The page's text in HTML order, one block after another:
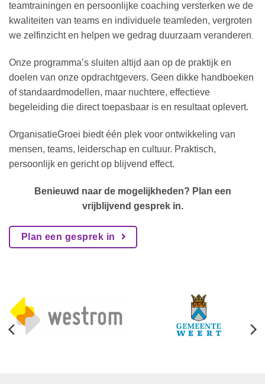
teamtrainingen en persoonlijke coaching versterken we de
kwaliteiten van teams en individuele teamleden, vergroten
we zelfinzicht en helpen we gedrag duurzaam veranderen.
Onze programma’s sluiten altijd aan op de praktijk en
doelen van onze opdrachtgevers. Geen dikke handboeken
of standaardmodellen, maar nuchtere, effectieve
begeleiding die direct toepasbaar is en resultaat oplevert.
OrganisatieGroei biedt één plek voor ontwikkeling van
mensen, teams, leiderschap en cultuur. Praktisch,
persoonlijk en gericht op blijvend effect.
Benieuwd naar de mogelijkheden? Plan een
vrijblijvend gesprek in.
Plan een gesprek in